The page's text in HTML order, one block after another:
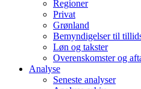
Regioner
Privat
Grønland
Bemyndigelser til
Løn og takster
Overenskomster og
Analyse
Seneste analyser